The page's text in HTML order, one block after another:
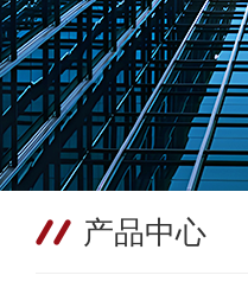
产品中心